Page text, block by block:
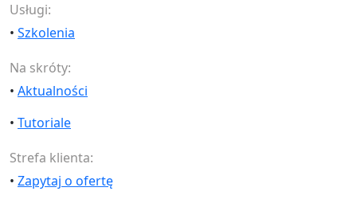
Usługi:
• Szkolenia
Na skróty:
• Aktualności
• Tutoriale
Strefa klienta:
• Zapytaj o ofertę